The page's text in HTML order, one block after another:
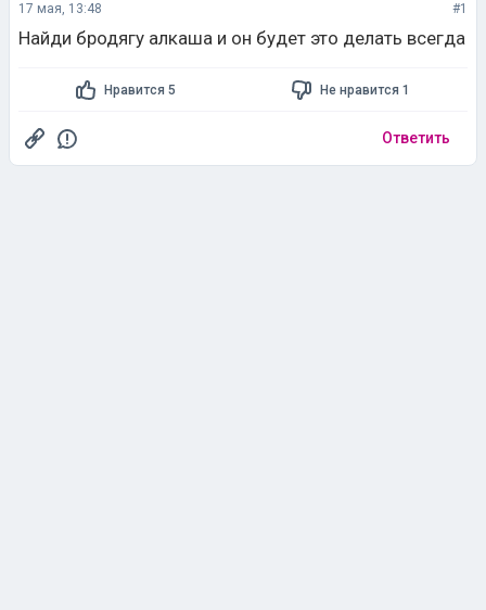
17 мая, 13:48 #1
Найди бродягу алкаша и он будет это делать всегда
Нравится 5 Не нравится 1
Ответить